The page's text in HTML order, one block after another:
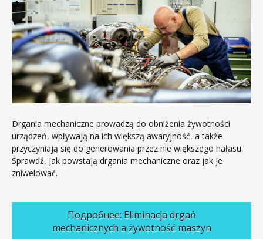
Drgania mechaniczne prowadzą do obniżenia żywotności
urządzeń, wpływają na ich większą awaryjność, a także
przyczyniają się do generowania przez nie większego hałasu.
Sprawdź, jak powstają drgania mechaniczne oraz jak je
zniwelować.
Подробнее: Eliminacja drgań
mechanicznych a żywotność maszyn